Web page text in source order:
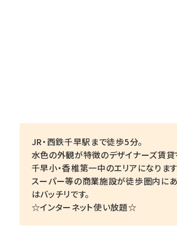
JR・西鉄千早駅まで徒歩5分。
水色の外観が特徴のデザイナーズ賃貸
千早小・香椎第一中のエリアになります
スーパー等の商業施設が徒歩圏内に
はバッチリです。
☆インターネット使い放題☆